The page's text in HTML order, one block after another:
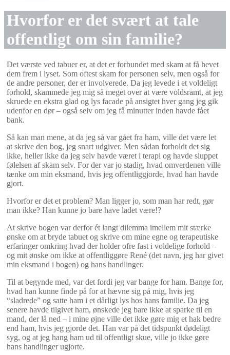
Hvorfor er det svært at tale
offentligt om sin familie?
Det værste ved tabuer er, at det er forbundet med skam at få hevet
dem frem i lyset. Som oftest skam for personen selv, men også for
de andre personer, der er involverede. Da jeg levede i et voldeligt
forhold, skammede jeg mig så meget over at være voldsramt, at jeg
skruede en ekstra glad og lys facade på ansigtet hver gang jeg gik
udenfor en dør – også selv om jeg få minutter inden havde fået
bank.
Så kan man mene, at da jeg så var gået fra ham, ville det være let
at skrive den bog, jeg snart udgiver. Men sådan forholdt det sig
ikke, heller ikke da jeg selv havde været i terapi og havde sluppet
følelsen af skam selv. For der var jo stadig, hvad omverdenen ville
tænke om min eksmand, hvis jeg offentliggjorde, hvad han havde
gjort.
Hvorfor er det et problem? Man ligger jo, som man har redt, gør
man ikke? Han kunne jo bare have ladet være!?
At skrive bogen var derfor ét langt dilemma imellem mit stærke
ønske om at bryde tabuet og skrive om mine egne og terapeutiske
erfaringer omkring hvad der holder ofre fast i voldelige forhold –
og mit ønske om ikke at offentliggøre René (det navn, jeg har givet
min eksmand i bogen) og hans handlinger.
Til at begynde med, var det fordi jeg var bange for ham. Bange for,
hvad han kunne finde på for at hævne sig på mig, hvis jeg
“sladrede” og satte ham i et dårligt lys hos hans familie. Da jeg
senere havde tilgivet ham, ønskede jeg bare ikke at sparke til en
mand, der lå ned – i mine øjne ville det ikke gøre mig et hak bedre
end ham, hvis jeg gjorde det. Han var på det tidspunkt dødeligt
syg, og at jeg hang ham ud til offentligt skue, ville jo ikke gøre
hans handlinger ugjorte.